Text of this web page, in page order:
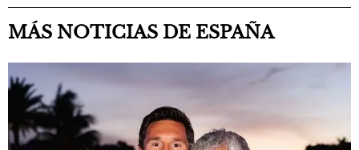
MÁS NOTICIAS DE ESPAÑA